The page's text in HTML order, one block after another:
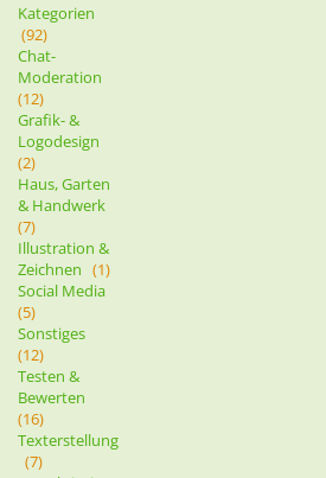
Kategorien
(92)
Chat-
Moderation
(12)
Grafik- &
Logodesign
(2)
Haus, Garten
& Handwerk
(7)
Illustration &
Zeichnen (1)
Social Media
(5)
Sonstiges
(12)
Testen &
Bewerten
(16)
Texterstellung
(7)